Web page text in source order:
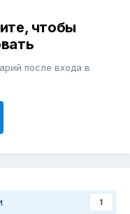
чтобы
после входа в
1